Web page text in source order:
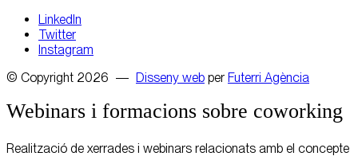
LinkedIn
Twitter
Instagram
© Copyright 2026 — Disseny web per Futerri Agència
Webinars i formacions sobre coworking
Realització de xerrades i webinars relacionats amb el concepte